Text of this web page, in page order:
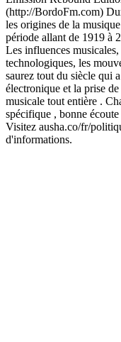
(http://BordoFm.com)
les origines de la
période allant de 1919 à
Les influences
technologiques, les
saurez tout du siècle qui
électronique et la prise
musicale tout entière .
spécifique , bonne
Visitez ausha.co/fr/
d'informations.